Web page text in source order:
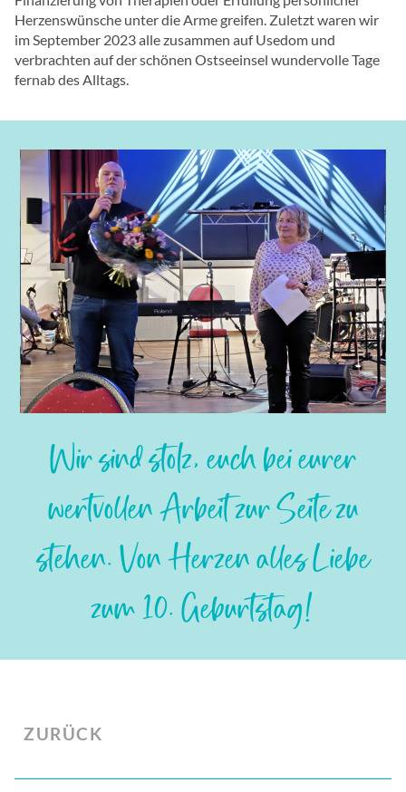
Herzenswünsche unter die Arme greifen. Zuletzt waren wir
im September 2023 alle zusammen auf Usedom und
verbrachten auf der schönen Ostseeinsel wundervolle Tage
fernab des Alltags.
Wir sind stolz, euch bei eurer
wertvollen Arbeit zur Seite zu
stehen. Von Herzen alles Liebe
zum 10. Geburtstag!
ZURÜCK